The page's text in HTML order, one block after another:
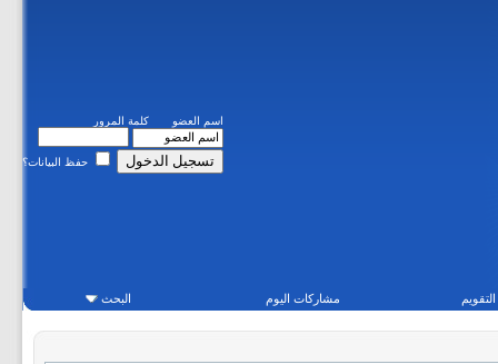
اسم العضو كلمة المرور
حفظ البيانات؟
التقويم مشاركات اليوم البحث